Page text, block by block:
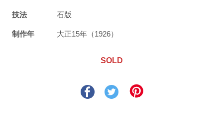
技法 石版
制作年 大正15年（1926）
SOLD